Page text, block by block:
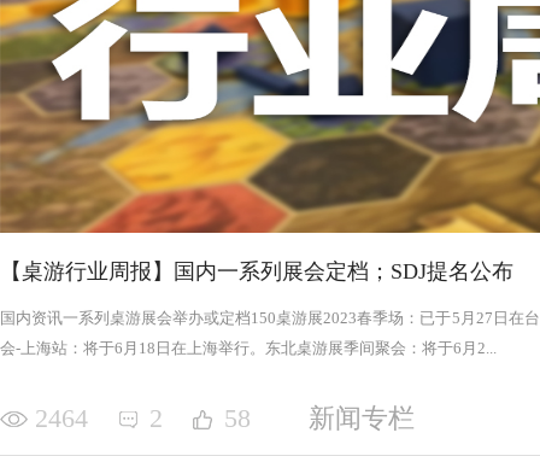
【桌游行业周报】国内一系列展会定档；SDJ提名公布
国内资讯一系列桌游展会举办或定档150桌游展2023春季场：已于5月27日在
会-上海站：将于6月18日在上海举行。东北桌游展季间聚会：将于6月2...
2464 2 58 新闻专栏